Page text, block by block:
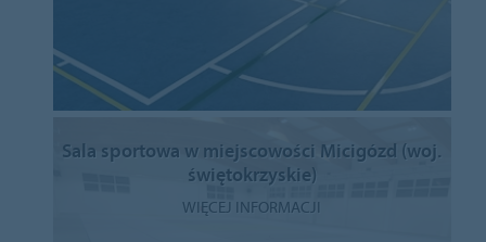
Sala sportowa w miejscowości Micigózd (woj.
świętokrzyskie)
WIĘCEJ INFORMACJI